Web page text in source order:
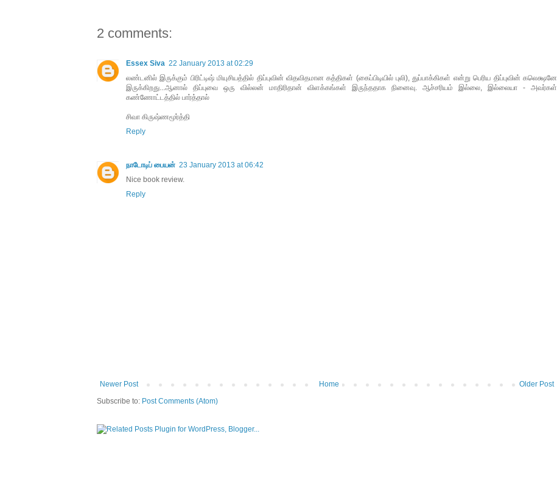
2 comments:
Essex Siva 22 January 2013 at 02:29
லண்டனில் இருக்கும் பிரிட்டிஷ் மியுசியத்தில் திப்புவின் விதவிதமான கத்திகள் (கைப்பிடியில் புலி), துப்பாக்கிகள் என்று பெரிய திப்புவின் கலெக்ஷனே
இருக்கிறது...ஆனால் திப்புவை ஒரு வில்லன் மாதிரிதான் விளக்கங்கள் இருந்ததாக நினைவு. ஆச்சரியம் இல்லை, இல்லையா - அவர்கள்
கண்ணோட்டத்தில் பார்த்தால்
சிவா கிருஷ்ணமூர்த்தி
Reply
நாடோடிப் பையன் 23 January 2013 at 06:42
Nice book review.
Reply
Newer Post Older Post
Home
Subscribe to: Post Comments (Atom)